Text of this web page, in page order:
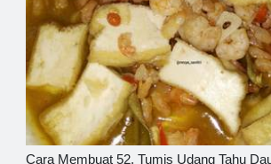
Cara Membuat 52. Tumis Udang Tahu